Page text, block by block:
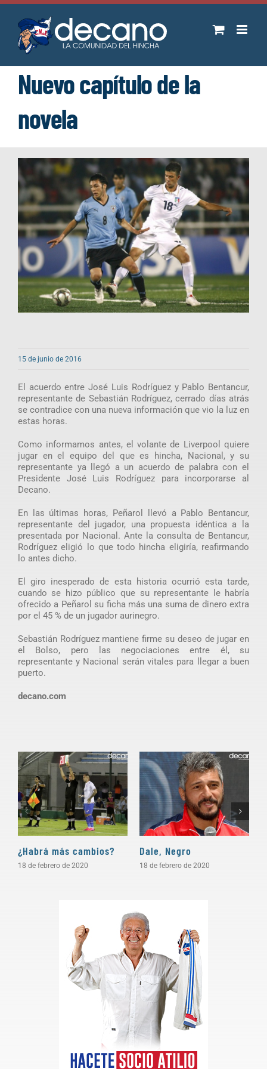
Saltar
contenido
Nuevo capítulo de la
novela
15 de junio de 2016
El acuerdo entre José Luis Rodríguez y Pablo Bentancur,
representante de Sebastián Rodríguez, cerrado días atrás
se contradice con una nueva información que vio la luz en
estas horas.
Como informamos antes, el volante de Liverpool quiere
jugar en el equipo del que es hincha, Nacional, y su
representante ya llegó a un acuerdo de palabra con el
Presidente José Luis Rodríguez para incorporarse al
Decano.
En las últimas horas, Peñarol llevó a Pablo Bentancur,
representante del jugador, una propuesta idéntica a la
presentada por Nacional. Ante la consulta de Bentancur,
Rodríguez eligió lo que todo hincha eligiría, reafirmando
lo antes dicho.
El giro inesperado de esta historia ocurrió esta tarde,
cuando se hizo público que su representante le habría
ofrecido a Peñarol su ficha más una suma de dinero extra
por el 45 % de un jugador aurinegro.
Sebastián Rodríguez mantiene firme su deseo de jugar en
el Bolso, pero las negociaciones entre él, su
representante y Nacional serán vitales para llegar a buen
puerto.
decano.com
¿Habrá más cambios?
18 de febrero de 2020
Dale, Negro
18 de febrero de 2020